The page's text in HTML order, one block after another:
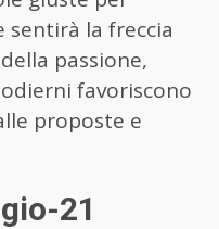
sentirà la freccia
passione,
favoriscono
proposte e
21